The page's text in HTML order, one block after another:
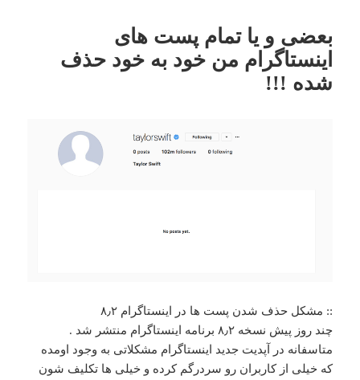
بعضی و یا تمام پست های
اینستاگرام من خود به خود حذف
شده !!!
:: مشکل حذف شدن پست ها در اینستاگرام ۸٫۲
چند روز پیش نسخه ۸٫۲ برنامه اینستاگرام منتشر شد .
متاسفانه در آپدیت جدید اینستاگرام مشکلاتی به وجود اومده
که خیلی از کاربران رو سردرگم کرده و خیلی ها تکلیف شون